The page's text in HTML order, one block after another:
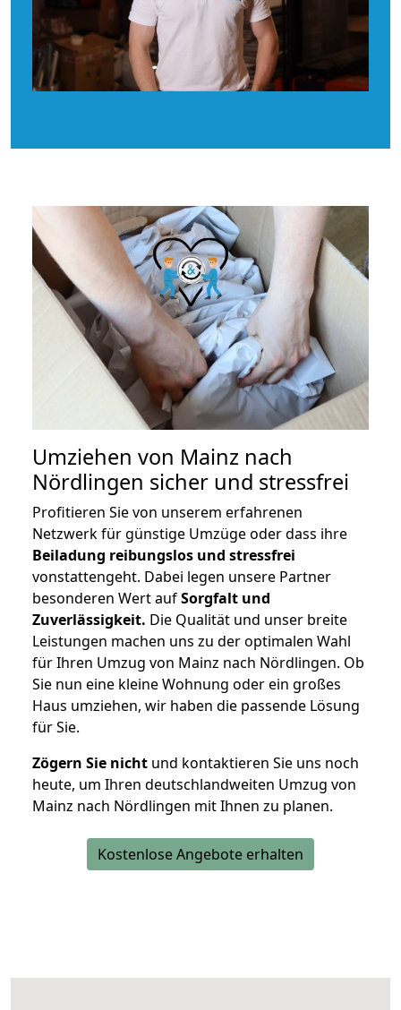
Umziehen von Mainz nach
Nördlingen sicher und stressfrei
Profitieren Sie von unserem erfahrenen
Netzwerk für günstige Umzüge oder dass ihre
Beiladung reibungslos und stressfrei
vonstattengeht. Dabei legen unsere Partner
besonderen Wert aufSorgfalt und
Zuverlässigkeit. Die Qualität und unser breite
Leistungen machen uns zu der optimalen Wahl
für Ihren Umzug von Mainz nach Nördlingen. Ob
Sie nun eine kleine Wohnung oder ein großes
Haus umziehen, wir haben die passende Lösung
für Sie.
Zögern Sie nicht und kontaktieren Sie uns noch
heute, um Ihren deutschlandweiten Umzug von
Mainz nach Nördlingen mit Ihnen zu planen.
Kostenlose Angebote erhalten